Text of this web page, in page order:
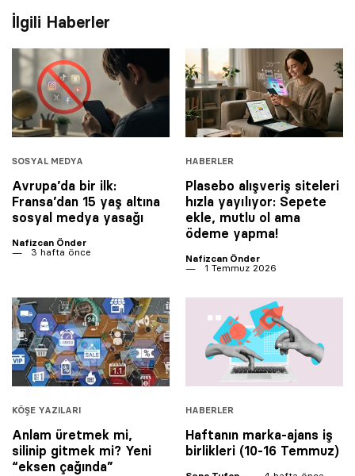
İlgili Haberler
SOSYAL MEDYA
Avrupa’da bir ilk:
Fransa’dan 15 yaş altına
sosyal medya yasağı
Nafizcan Önder
3 hafta önce
HABERLER
Plasebo alışveriş siteleri
hızla yayılıyor: Sepete
ekle, mutlu ol ama
ödeme yapma!
Nafizcan Önder
1 Temmuz 2026
KÖŞE YAZILARI
Anlam üretmek mi,
silinip gitmek mi? Yeni
“eksen çağında”
HABERLER
Haftanın marka-ajans iş
birlikleri (10-16 Temmuz)